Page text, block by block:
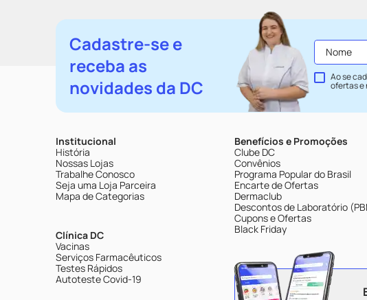
Cadastre-se e
receba as
novidades da DC
Ao se
ofertas e
Institucional
História
Nossas Lojas
Trabalhe Conosco
Seja uma Loja Parceira
Mapa de Categorias
Clínica DC
Vacinas
Serviços Farmacêuticos
Testes Rápidos
Autoteste Covid-19
Benefícios e Promoções
Clube DC
Convênios
Programa Popular do Brasil
Encarte de Ofertas
Dermaclub
Descontos de Laboratório
Cupons e Ofertas
Black Friday